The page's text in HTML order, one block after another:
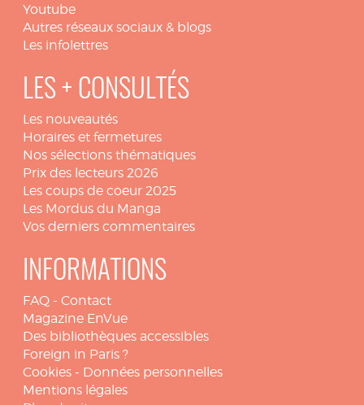
Youtube
Autres réseaux sociaux & blogs
Les infolettres
LES + CONSULTÉS
Les nouveautés
Horaires et fermetures
Nos sélections thématiques
Prix des lecteurs 2026
Les coups de coeur 2025
Les Mordus du Manga
Vos derniers commentaires
INFORMATIONS
FAQ - Contact
Magazine EnVue
Des bibliothèques accessibles
Foreign in Paris ?
Cookies - Données personnelles
Mentions légales